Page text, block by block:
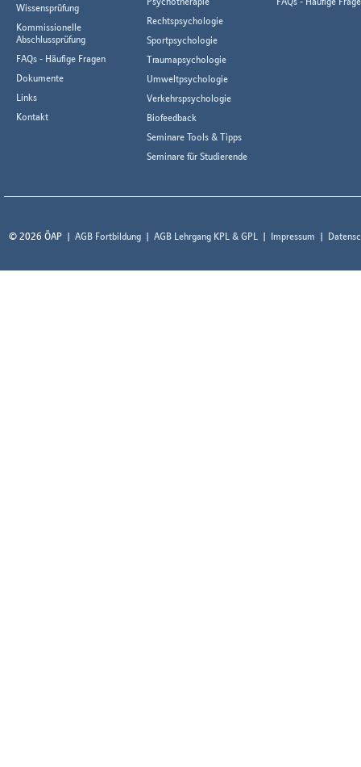
Wissensprüfung
Kommissionelle
Abschlussprüfung
FAQs - Häufige Fragen
Dokumente
Links
Kontakt
Rechtspsychologie
Sportpsychologie
Traumapsychologie
Umweltpsychologie
Verkehrspsychologie
Biofeedback
Seminare Tools & Tipps
Seminare für Studierende
© 2026 ÖAP AGB Fortbildung AGB Lehrgang KPL & GPL Impressum